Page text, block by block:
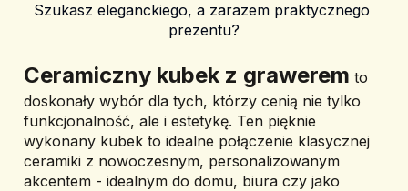
Szukasz eleganckiego, a zarazem praktycznego
prezentu?
﻿Ceramiczny kubek z grawerem to
doskonały wybór dla tych, którzy cenią nie tylko
funkcjonalność, ale i estetykę. Ten pięknie
wykonany kubek to idealne połączenie klasycznej
ceramiki z nowoczesnym, personalizowanym
akcentem - idealnym do domu, biura czy jako